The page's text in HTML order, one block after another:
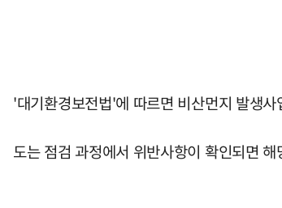
'대기환경보전법'에 따르면 비산먼지 발생
도는 점검 과정에서 위반사항이 확인되면